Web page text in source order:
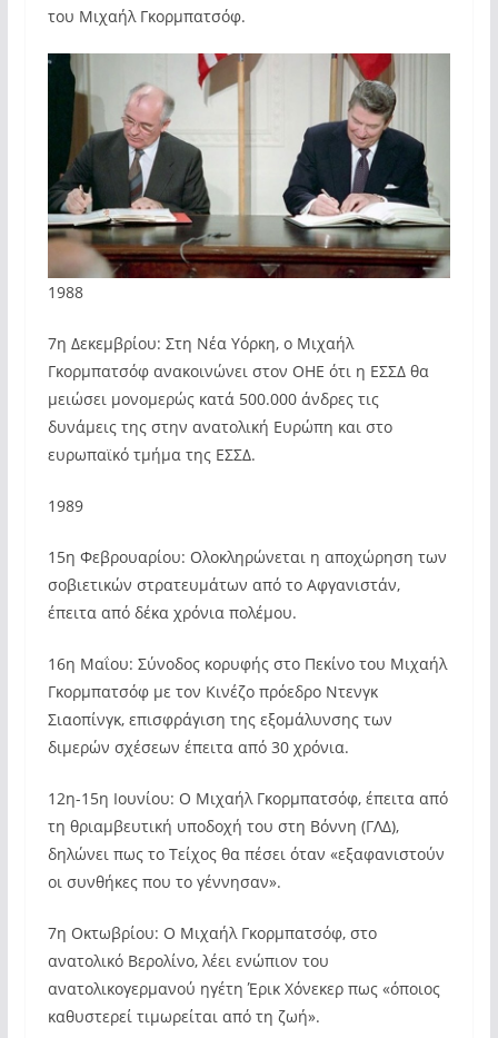
του Μιχαήλ Γκορμπατσόφ.
1988
7η Δεκεμβρίου: Στη Νέα Υόρκη, ο Μιχαήλ
Γκορμπατσόφ ανακοινώνει στον ΟΗΕ ότι η ΕΣΣΔ θα
μειώσει μονομερώς κατά 500.000 άνδρες τις
δυνάμεις της στην ανατολική Ευρώπη και στο
ευρωπαϊκό τμήμα της ΕΣΣΔ.
1989
15η Φεβρουαρίου: Ολοκληρώνεται η αποχώρηση των
σοβιετικών στρατευμάτων από το Αφγανιστάν,
έπειτα από δέκα χρόνια πολέμου.
16η Μαΐου: Σύνοδος κορυφής στο Πεκίνο του Μιχαήλ
Γκορμπατσόφ με τον Κινέζο πρόεδρο Ντενγκ
Σιαοπίνγκ, επισφράγιση της εξομάλυνσης των
διμερών σχέσεων έπειτα από 30 χρόνια.
12η-15η Ιουνίου: Ο Μιχαήλ Γκορμπατσόφ, έπειτα από
τη θριαμβευτική υποδοχή του στη Βόννη (ΓΛΔ),
δηλώνει πως το Τείχος θα πέσει όταν «εξαφανιστούν
οι συνθήκες που το γέννησαν».
7η Οκτωβρίου: Ο Μιχαήλ Γκορμπατσόφ, στο
ανατολικό Βερολίνο, λέει ενώπιον του
ανατολικογερμανού ηγέτη Έρικ Χόνεκερ πως «όποιος
καθυστερεί τιμωρείται από τη ζωή».